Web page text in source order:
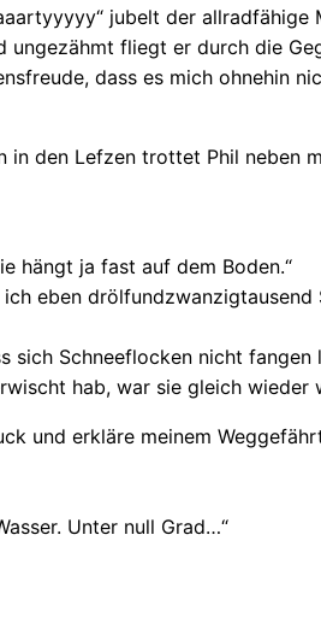
jubelt der
fliegt er durch die
dass es mich ohnehin
den Lefzen trottet Phil neben
hängt ja fast auf dem Boden.“
eben
sich Schneeflocken nicht fangen
hab, war sie gleich
und erkläre meinem
Unter null Grad…“